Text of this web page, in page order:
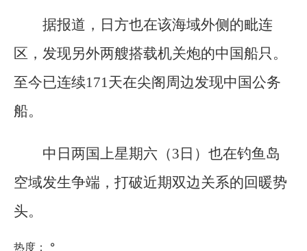
据报道，日方也在该海域外侧的毗连
区，发现另外两艘搭载机关炮的中国船只。
至今已连续171天在尖阁周边发现中国公务
船。
中日两国上星期六（3日）也在钓鱼岛
空域发生争端，打破近期双边关系的回暖势
头。
热度： °